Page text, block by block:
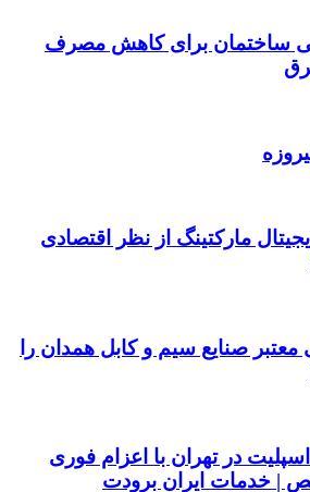
ساختمان برای کاهش مصرف
مارکتینگ از نظر اقتصادی
معتبر صنایع سیم و کابل همدان را
در تهران با اعزام فوری
| خدمات ایران برودت